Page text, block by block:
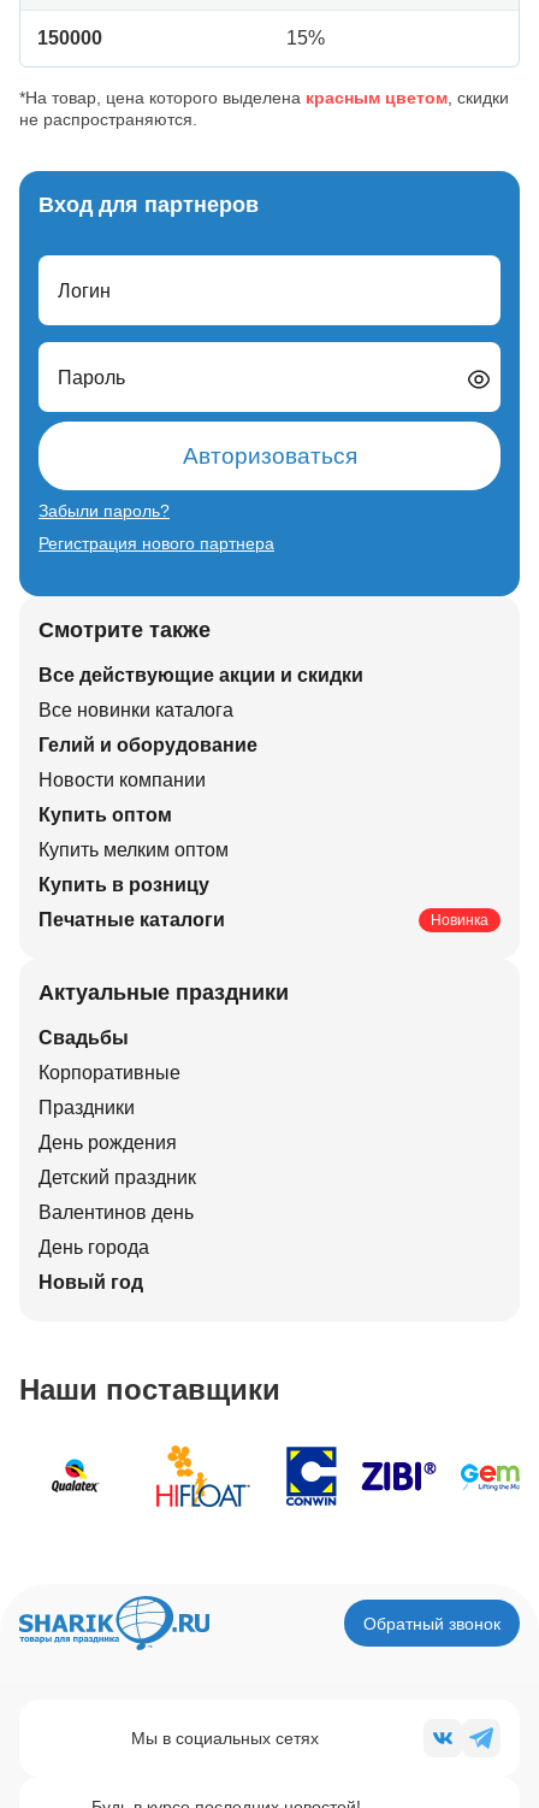
150000 15%
*На товар, цена которого выделена красным цветом , скидки
не распространяются.
Вход для партнеров
Логин
Пароль
Авторизоваться
Забыли пароль?
Регистрация нового партнера
Смотрите также
Все действующие акции и скидки
Все новинки каталога
Гелий и оборудование
Новости компании
Купить оптом
Купить мелким оптом
Купить в розницу
Печатные каталоги
Новинка
Актуальные праздники
Свадьбы
Корпоративные
Праздники
День рождения
Детский праздник
Валентинов день
День города
Новый год
Наши поставщики
Обратный звонок
Мы в социальных сетях